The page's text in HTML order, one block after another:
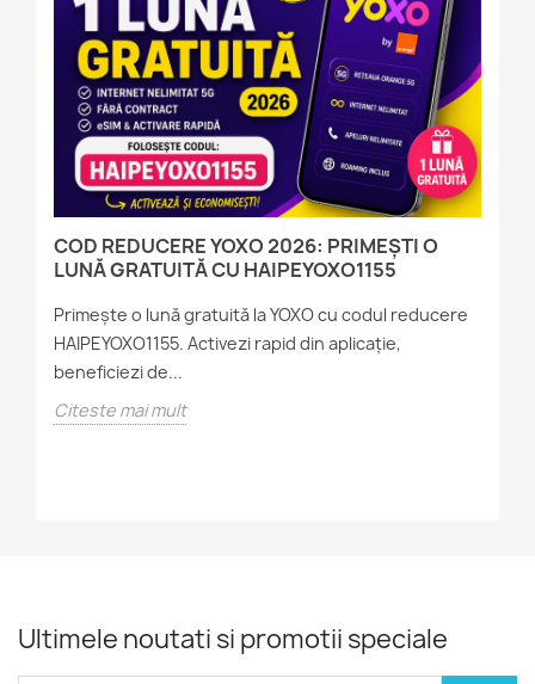
COD REDUCERE YOXO 2026: PRIMEȘTI O
LUNĂ GRATUITĂ CU HAIPEYOXO1155
Primește o lună gratuită la YOXO cu codul reducere
HAIPEYOXO1155. Activezi rapid din aplicație,
beneficiezi de...
Citeste mai mult
Ultimele noutati si promotii speciale